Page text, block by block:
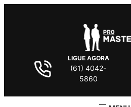
LIGUE AGORA
(61) 4042-
5860